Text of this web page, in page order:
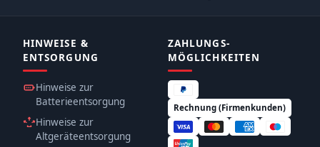
HINWEISE &
ENTSORGUNG
Hinweise zur
Batterieentsorgung
Hinweise zur
Altgeräteentsorgung
ZAHLUNGS­
MÖGLICHKEITEN
Rechnung (Firmenkunden)